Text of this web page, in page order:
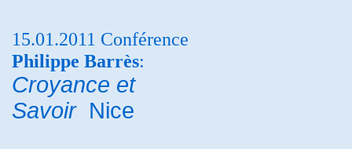
15.01.2011 Conférence
Philippe Barrès:
Croyance et
Savoir Nice